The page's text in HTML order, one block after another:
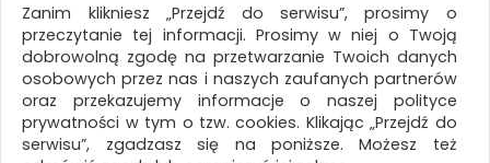
KATEGORIE
WSZYSTKIE KATEGORIE
FILTRY
Więcej
Zanim klikniesz „Przejdź do serwisu”, prosimy o
przeczytanie tej informacji. Prosimy w niej o Twoją
dobrowolną zgodę na przetwarzanie Twoich danych
osobowych przez nas i naszych zaufanych partnerów
oraz przekazujemy informacje o naszej polityce
prywatności w tym o tzw. cookies. Klikając „Przejdź do
serwisu”, zgadzasz się na poniższe. Możesz też